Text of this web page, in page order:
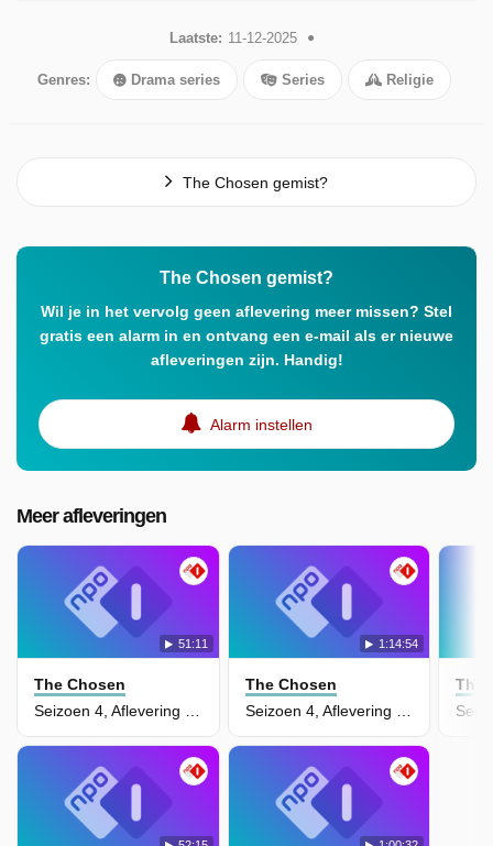
Laatste: 11-12-2025
Genres: Drama series Series Religie
The Chosen gemist?
The Chosen gemist?
Wil je in het vervolg geen aflevering meer missen? Stel
gratis een alarm in en ontvang een e-mail als er nieuwe
afleveringen zijn. Handig!
Alarm instellen
Meer afleveringen
51:11
The Chosen
Seizoen 4, Aflevering 1 - Beloftes
1:14:54
The Chosen
Seizoen 4, Aflevering 2 - Bekentenissen
The